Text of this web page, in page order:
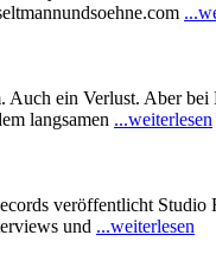
ein Verlust. Aber
langsamen ...weiterlesen
veröffentlicht
und ...weiterlesen